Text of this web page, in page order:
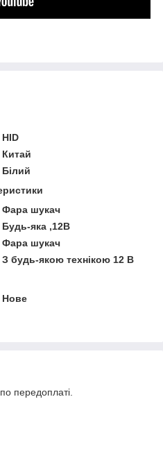
HID
Китай
Білий
Фара шукач
Будь-яка ,12В
Фара шукач
З будь-якою технікою 12 В
Нове
передоплаті.